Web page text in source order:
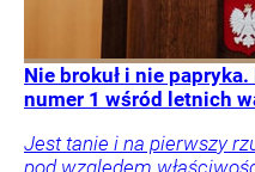
Nie brokuł i nie
numer 1 wśród letnich
Jest tanie i na pierwszy